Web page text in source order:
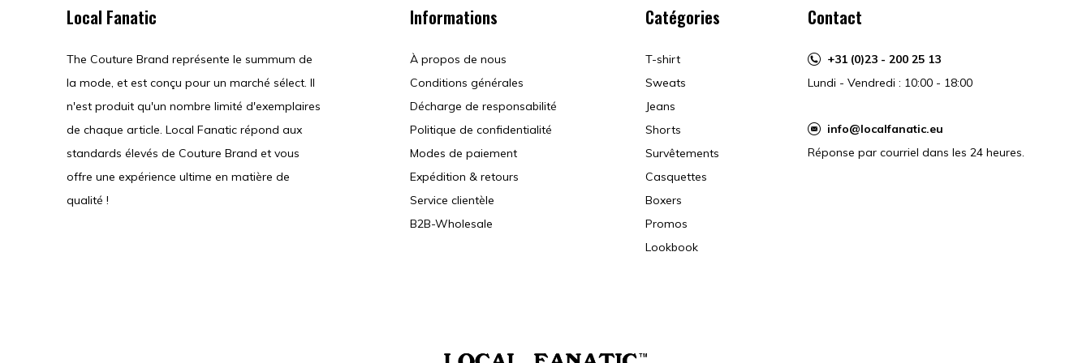
Local Fanatic
The Couture Brand représente le summum de
la mode, et est conçu pour un marché sélect. Il
n'est produit qu'un nombre limité d'exemplaires
de chaque article. Local Fanatic répond aux
standards élevés de Couture Brand et vous
offre une expérience ultime en matière de
qualité !
Informations
À propos de nous
Conditions générales
Décharge de responsabilité
Politique de confidentialité
Modes de paiement
Expédition & retours
Service clientèle
B2B-Wholesale
Catégories
T-shirt
Sweats
Jeans
Shorts
Survêtements
Casquettes
Boxers
Promos
Lookbook
Contact
+31 (0)23 - 200 25 13
Lundi - Vendredi : 10:00 - 18:00
info@localfanatic.eu
Réponse par courriel dans les 24 heures.